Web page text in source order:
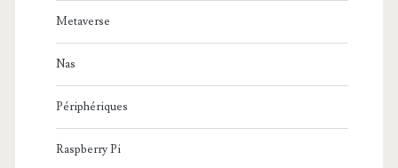
Metaverse
Nas
Périphériques
Raspberry Pi